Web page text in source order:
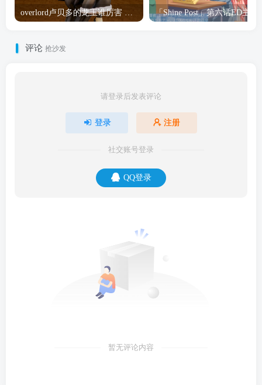
评论 抢沙发
请登录后发表评论
登录 注册
社交账号登录
QQ登录
暂无评论内容